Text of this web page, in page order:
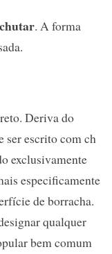
. A forma
Deriva do
ser escrito com ch
exclusivamente
especificamente
de borracha.
qualquer
bem comum